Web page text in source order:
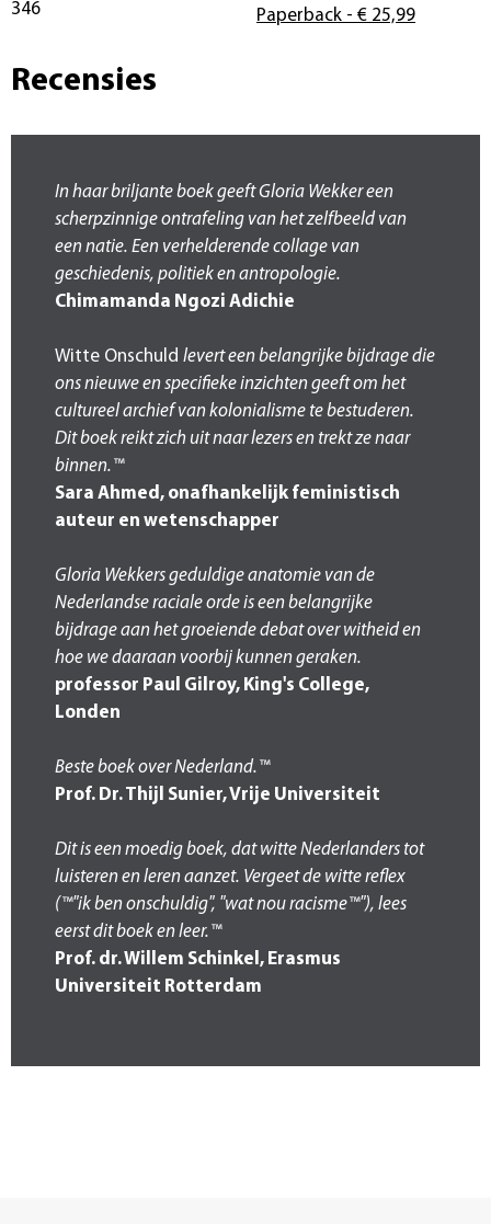
346 Paperback - € 25,99
Recensies
In haar briljante boek geeft Gloria Wekker een
scherpzinnige ontrafeling van het zelfbeeld van
een natie. Een verhelderende collage van
geschiedenis, politiek en antropologie.
Chimamanda Ngozi Adichie
Witte Onschuld levert een belangrijke bijdrage die
ons nieuwe en specifieke inzichten geeft om het
cultureel archief van kolonialisme te bestuderen.
Dit boek reikt zich uit naar lezers en trekt ze naar
binnen.™
Sara Ahmed, onafhankelijk feministisch
auteur en wetenschapper
Gloria Wekkers geduldige anatomie van de
Nederlandse raciale orde is een belangrijke
bijdrage aan het groeiende debat over witheid en
hoe we daaraan voorbij kunnen geraken.
professor Paul Gilroy, King's College,
Londen
Beste boek over Nederland.™
Prof. Dr. Thijl Sunier, Vrije Universiteit
Dit is een moedig boek, dat witte Nederlanders tot
luisteren en leren aanzet. Vergeet de witte reflex
(™"ik ben onschuldig", "wat nou racisme™"), lees
eerst dit boek en leer.™
Prof. dr. Willem Schinkel, Erasmus
Universiteit Rotterdam